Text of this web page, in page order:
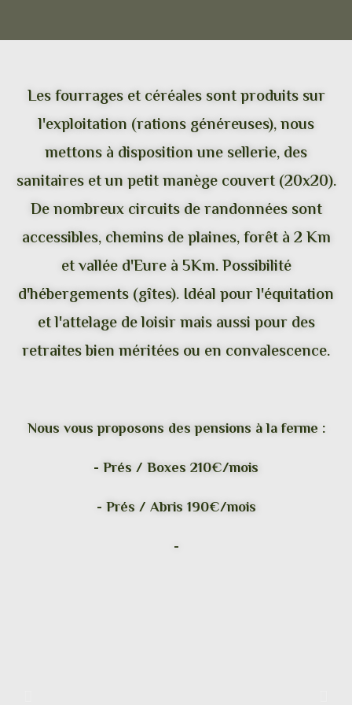
Les fourrages et céréales sont produits sur
l'exploitation (rations généreuses), nous
mettons à disposition une sellerie, des
sanitaires et un petit manège couvert (20x20).
De nombreux circuits de randonnées sont
accessibles, chemins de plaines, forêt à 2 Km
et vallée d'Eure à 5Km. Possibilité
d'hébergements (gîtes). Idéal pour l'équitation
et l'attelage de loisir mais aussi pour des
retraites bien méritées ou en convalescence.
Nous vous proposons des pensions à la ferme :
- Prés / Boxes 210€/mois
- Prés / Abris 190€/mois
-